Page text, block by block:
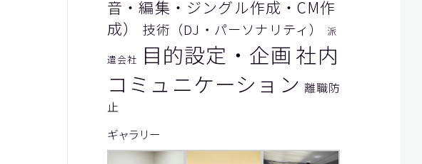
音・編集・ジングル作成・CM作
成）
技術（DJ・パーソナリティ） 派
遣会社 目的設定・企画社内
コミュニケーション 離職防
止
ギャラリー